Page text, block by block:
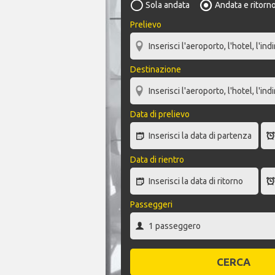
Sola andata
Andata e
Prelievo
Destinazione
Data di prelievo
Data di rientro
Passeggeri
CERCA